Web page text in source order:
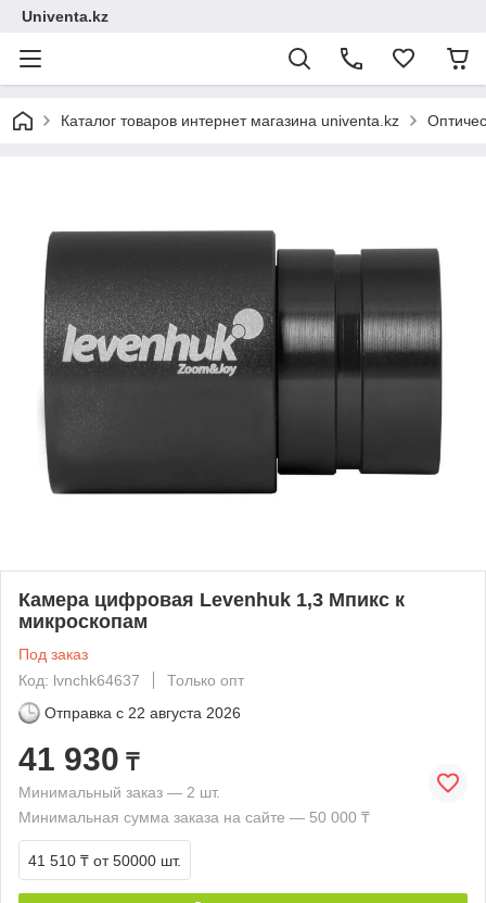
Univenta.kz
Каталог товаров интернет магазина univenta.kz
Камера цифровая Levenhuk 1,3 Мпикс к
микроскопам
Под заказ
Код: lvnchk64637
Только опт
Отправка с 22 августа 2026
41 930 ₸
Минимальный заказ — 2 шт.
Минимальная сумма заказа на сайте — 50 000 ₸
41 510 ₸ от 50000 шт.